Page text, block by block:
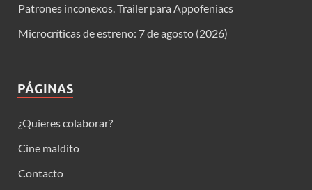
Patrones inconexos. Trailer para Appofeniacs
Microcríticas de estreno: 7 de agosto (2026)
PÁGINAS
¿Quieres colaborar?
Cine maldito
Contacto